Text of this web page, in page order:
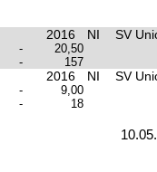
2016 NI SV
-
20,50
- 157
2016 NI SV
-
9,00
- 18